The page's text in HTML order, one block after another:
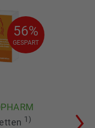
56%
GESPART
56%
GESPART
1)